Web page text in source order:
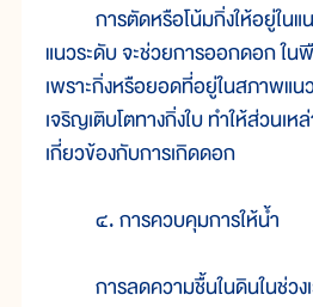
การตัดหรือโน้มกิ่งให้อยู่ในแน
แนวระดับ จะช่วยการออกดอก ใน
เพราะกิ่งหรือยอดที่อยู่ในสภาพแน
เจริญเติบโตทางกิ่งใบ ทำให้ส่วนเ
เกี่ยวข้องกับการเกิดดอก
๔. การควบคุมการให้น้ำ
การลดความชื้นในดินในช่วง